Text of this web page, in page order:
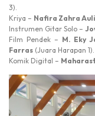
3).
Kriya – Nafira Zahra
Instrumen Gitar Solo –
Film Pendek – M. Eky
Farras (Juara Harapan 1).
Komik Digital –